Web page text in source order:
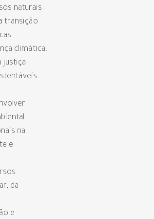
naturais.
transição
climática.
justiça
na
e
da
e